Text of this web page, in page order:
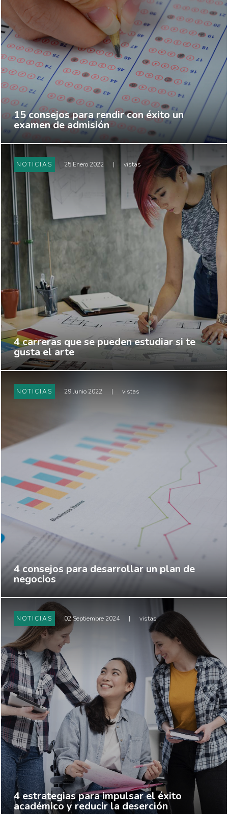
15 consejos para rendir con éxito un
examen de admisión
NOTICIAS 25 Enero 2022 | vistas
4 carreras que se pueden estudiar si te
gusta el arte
NOTICIAS 29 Junio 2022 | vistas
4 consejos para desarrollar un plan de
negocios
NOTICIAS 02 Septiembre 2024 | vistas
4 estrategias para impulsar el éxito
académico y reducir la deserción